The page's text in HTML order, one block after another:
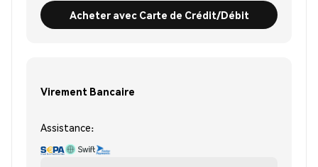
Acheter avec Carte de Crédit/Débit
Virement Bancaire
Assistance: